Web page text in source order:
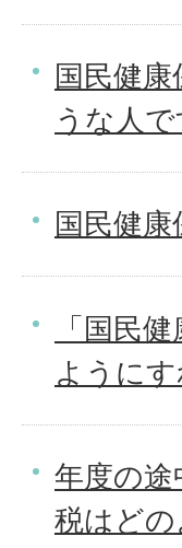
国民健
うな人
国民健
「国民
ようにす
年度の
税はどの